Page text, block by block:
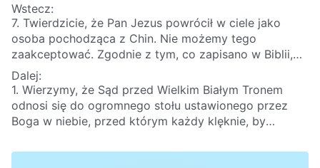
Wstecz:
7. Twierdzicie, że Pan Jezus powrócił w ciele jako
osoba pochodząca z Chin. Nie możemy tego
zaakceptować. Zgodnie z tym, co zapisano w Biblii,
Pan Jezus odszedł jako Żyd, więc wierzymy, że kiedy
powróci w dniach ostatecznych, również powinien
ukazać się jako Żyd. Jak może zjawić się jako osoba z
Chin?
Dalej:
1. Wierzymy, że Sąd przed Wielkim Białym Tronem
odnosi się do ogromnego stołu ustawionego przez
Boga w niebie, przed którym każdy klęknie, by
ustali, czy dana osoba wstąpi do królestwa